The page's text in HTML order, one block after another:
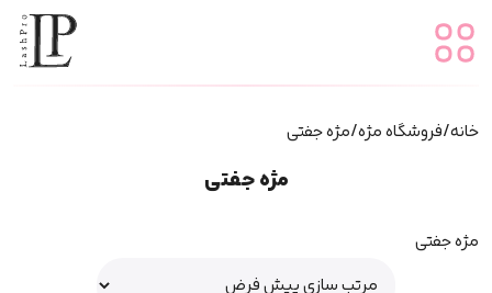
خانه/فروشگاه مژه/ مژه جفتی
مژه جفتی
مژه جفتی